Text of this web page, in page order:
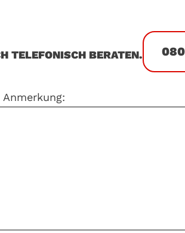
TELEFONISCH BERATEN.
Anmerkung: